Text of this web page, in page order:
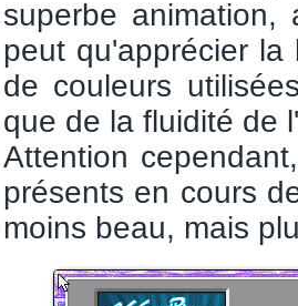
superbe
peut qu'apprécier
de couleurs
que de la fluidité de
Attention
présents en cours
moins beau, mais